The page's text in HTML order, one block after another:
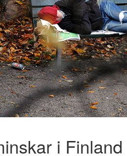
i Finland